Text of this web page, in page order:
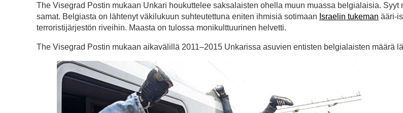
The Visegrad Postin mukaan Unkari houkuttelee saksalaisten ohella muun muassa belgialaisia. Syyt
samat. Belgiasta on lähtenyt väkilukuun suhteutettuna eniten ihmisiä sotimaan Israelin tukeman ääri-
terroristijärjestön riveihin. Maasta on tulossa monikulttuurinen helvetti.
The Visegrad Postin mukaan aikavälillä 2011–2015 Unkarissa asuvien entisten belgialaisten määrä